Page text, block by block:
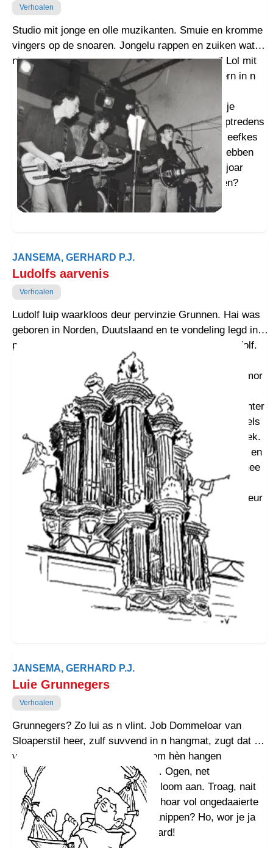
Verhoalen
Studio mit jonge en olle muzikanten. Smuie en kromme
vingers op de snoaren. Jongelu rappen en zuiken wat
nijs. Ollen lustern en proaten: ‘Waist nog wel?’ Lol mit
knutselverstaarkers van olle radio’s. Repetaaiern in n
keldertje mit twijdehaands gitaartjes. Over
muzikantentrefpunt t Noorder Meziekhuus in Nije
Ebbingestroat. Mit n gammel huurbuske noar optredens
in pervinzie veur n habbekrats. Jongelu kieken eefkes
op van mebieltjes. Hou kon je vrouger nou lol hebben
mit zukse rommelpot? In 1960? Da’s n miljoun joar
leden, man. Was dat nait t tiedvak Plectrumceen?
JANSEMA, GERHARD P.J.
Ludolfs aarvenis
Verhoalen
Ludolf luip waarkloos deur pervinzie Grunnen. Hai was
geboren in Norden, Duutslaand en te vondeling legd in
pervinzie Grunnen. Mit n braifke derbie: Ik hait Ludolf.
Jong was wat tiepelzinneg, mor haandeg mit
holtsniewaark. Hai wol geern kerkörganist worden, mor
zien pleegollu, femilie Stroevkes, konnen dat nait
berappen. Hai papte din mor aan mit n domneesdochter
in Garrelsweer, wel wait wat t brocht. Gain laifde in els
gevaal. Zien moag wer opstaandeg as e heur aankeek.
Domnee luit hom kerk zain. Jong loerde noar t örgel en
zee: ‘Welkse oeckel het dat biemekoar jast?’ Dat snee
gain holt, mor t instermint was zekerwoar nait zuver
van toon, krekt as Domnee. Dij snakte zwoar in mineur
dat n Schnitgerörgel was. Was nait zo, mor
d’örgelpiepen wazzen aan t daansen.
JANSEMA, GERHARD P.J.
Luie Grunnegers
Verhoalen
Grunnegers? Zo lui as n vlint. Job Dommeloar van
Sloaperstil heer, zulf suvvend in n hangmat, zugt dat op
vekaansie. Onder bomen om hom hèn hangen
ommelaanders, ook vekaansielu. Ogen, net
mollebonen, loeren Job tropisch loom aan. Troag, nait
veuruut te branden. Laang, roeg hoar vol ongedaaierte
en noagels as kolenschoppen. Knippen? Ho, wor je ja
mui van. Grunnegers? Lui van oard!